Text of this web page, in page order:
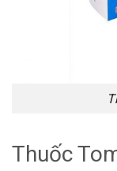
Thuốc